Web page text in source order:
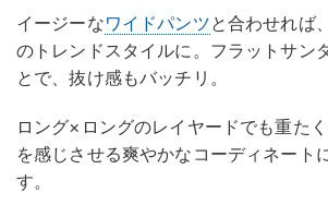
イージーなワイドパンツと合わせれば
のトレンドスタイルに。フラットサン
とで、抜け感もバッチリ。
ロング×ロングのレイヤードでも重た
を感じさせる爽やかなコーディネート
す。